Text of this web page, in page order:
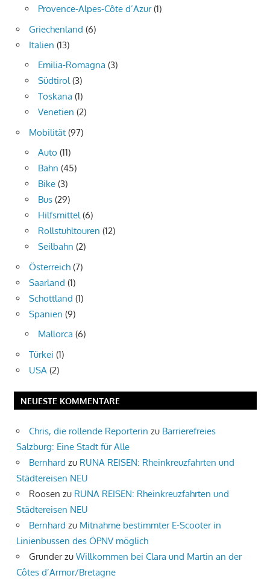
Provence-Alpes-Côte d’Azur(1)
Griechenland (6)
Italien (13)
Emilia-Romagna (3)
Südtirol(3)
Toskana (1)
Venetien (2)
Mobilität (97)
Auto (11)
Bahn (45)
Bike (3)
Bus (29)
Hilfsmittel(6)
Rollstuhltouren (12)
Seilbahn (2)
Österreich (7)
Saarland (1)
Schottland (1)
Spanien (9)
Mallorca (6)
Türkei (1)
USA (2)
NEUESTE KOMMENTARE
Chris, die rollende Reporterin zu Barrierefreies
Salzburg: Eine Stadt für Alle
Bernhard zu RUNA REISEN: Rheinkreuzfahrten und
Städtereisen NEU
Roosen zu RUNA REISEN: Rheinkreuzfahrten und
Städtereisen NEU
Bernhard zu Mitnahme bestimmter E-Scooter in
Linienbussen des ÖPNV möglich
Grunderzu Willkommen bei Clara und Martin an der
Côtes d’Armor/Bretagne